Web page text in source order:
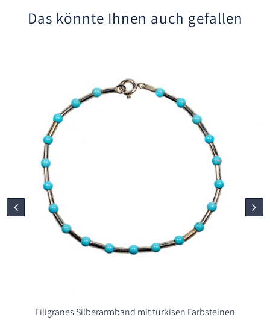
Das könnte Ihnen auch gefallen
Filigranes Silberarmband mit türkisen Farbsteinen